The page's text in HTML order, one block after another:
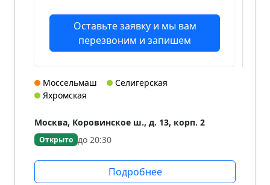
Оставьте заявку и мы вам
перезвоним и запишем
Моссельмаш
Селигерская
Яхромская
Москва, Коровинское ш., д. 13, корп. 2
Открыто до 20:30
Подробнее